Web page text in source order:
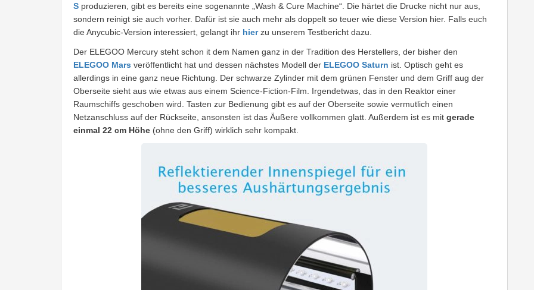
S produzieren, gibt es bereits eine sogenannte „Wash & Cure Machine“. Die härtet die Drucke nicht nur aus,
sondern reinigt sie auch vorher. Dafür ist sie auch mehr als doppelt so teuer wie diese Version hier. Falls euch
die Anycubic-Version interessiert, gelangt ihr hierzu unserem Testbericht dazu.
Der ELEGOO Mercury steht schon it dem Namen ganz in der Tradition des Herstellers, der bisher den
ELEGOO Mars veröffentlicht hat und dessen nächstes Modell der ELEGOO Saturn ist. Optisch geht es
allerdings in eine ganz neue Richtung. Der schwarze Zylinder mit dem grünen Fenster und dem Griff aug der
Oberseite sieht aus wie etwas aus einem Science-Fiction-Film. Irgendetwas, das in den Reaktor einer
Raumschiffs geschoben wird. Tasten zur Bedienung gibt es auf der Oberseite sowie vermutlich einen
Netzanschluss auf der Rückseite, ansonsten ist das Äußere vollkommen glatt. Außerdem ist es mit gerade
einmal 22 cm Höhe (ohne den Griff) wirklich sehr kompakt.